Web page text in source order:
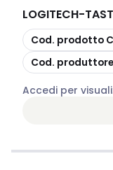
LOGITECH-
copia
Cod. prodotto
copia
Cod. produttore
Accedi per